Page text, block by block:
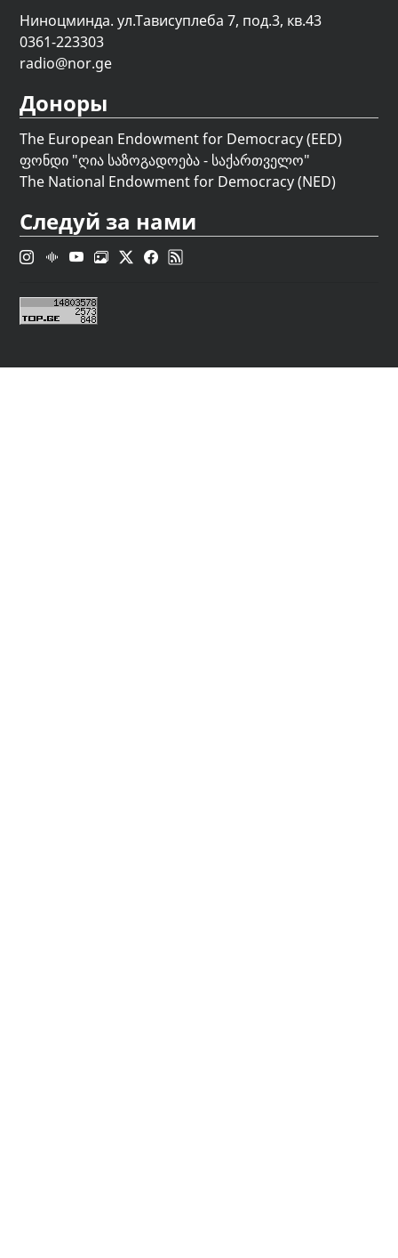
Ниноцминда. ул.Тависуплеба 7, под.3, кв.43
0361-223303
radio@nor.ge
Доноры
The European Endowment for Democracy (EED)
ფონდი "ღია საზოგადოება - საქართველო"
The National Endowment for Democracy (NED)
Следуй за нами